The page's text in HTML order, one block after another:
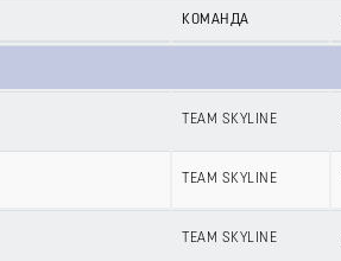
КОМАНДА
TEAM SKYLINE
TEAM SKYLINE
TEAM SKYLINE